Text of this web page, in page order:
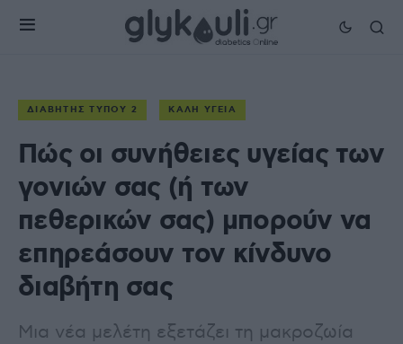
ΔΙΑΒΉΤΗΣ ΤΎΠΟΥ 2 ΚΑΛΉ ΥΓΕΊΑ
Πώς οι συνήθειες υγείας των
γονιών σας (ή των
πεθερικών σας) μπορούν να
επηρεάσουν τον κίνδυνο
διαβήτη σας
Μια νέα μελέτη εξετάζει τη μακροζωία